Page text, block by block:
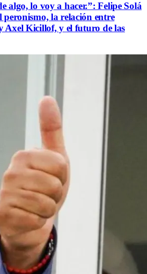
algo, lo voy a hacer.”: Felipe Solá
peronismo, la relación entre
Axel Kicillof, y el futuro de las